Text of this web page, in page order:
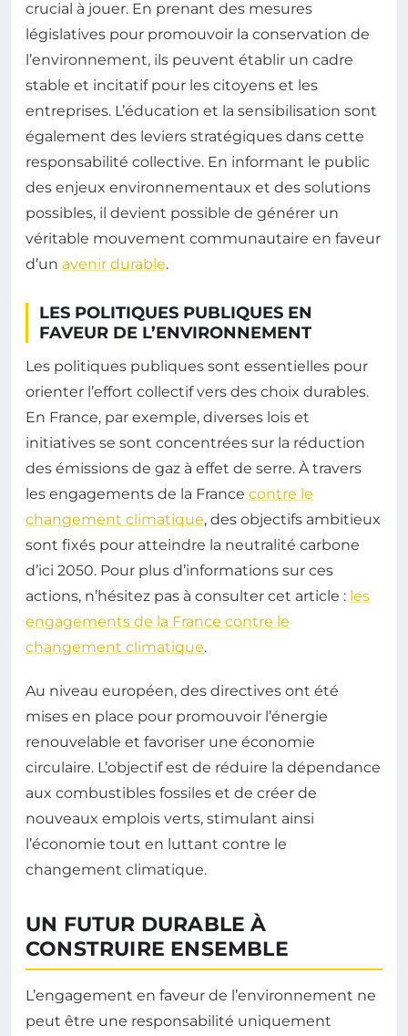
crucial à jouer. En prenant des mesures
législatives pour promouvoir la conservation de
l’environnement, ils peuvent établir un cadre
stable et incitatif pour les citoyens et les
entreprises. L’éducation et la sensibilisation sont
également des leviers stratégiques dans cette
responsabilité collective. En informant le public
des enjeux environnementaux et des solutions
possibles, il devient possible de générer un
véritable mouvement communautaire en faveur
d’un avenir durable.
LES POLITIQUES PUBLIQUES EN
FAVEUR DE L’ENVIRONNEMENT
Les politiques publiques sont essentielles pour
orienter l’effort collectif vers des choix durables.
En France, par exemple, diverses lois et
initiatives se sont concentrées sur la réduction
des émissions de gaz à effet de serre. À travers
les engagements de la France contre le
changement climatique, des objectifs ambitieux
sont fixés pour atteindre la neutralité carbone
d’ici 2050. Pour plus d’informations sur ces
actions, n’hésitez pas à consulter cet article : les
engagements de la France contre le
changement climatique.
Au niveau européen, des directives ont été
mises en place pour promouvoir l’énergie
renouvelable et favoriser une économie
circulaire. L’objectif est de réduire la dépendance
aux combustibles fossiles et de créer de
nouveaux emplois verts, stimulant ainsi
l’économie tout en luttant contre le
changement climatique.
UN FUTUR DURABLE À
CONSTRUIRE ENSEMBLE
L’engagement en faveur de l’environnement ne
peut être une responsabilité uniquement